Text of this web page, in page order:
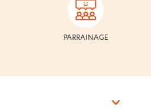
PARRAINAGE